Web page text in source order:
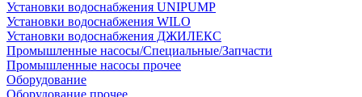
Установки водоснабжения UNIPUMP
Установки водоснабжения WILO
Установки водоснабжения ДЖИЛЕКС
Промышленные насосы/Специальные/Запчасти
Промышленные насосы прочее
Оборудование
Оборудование прочее